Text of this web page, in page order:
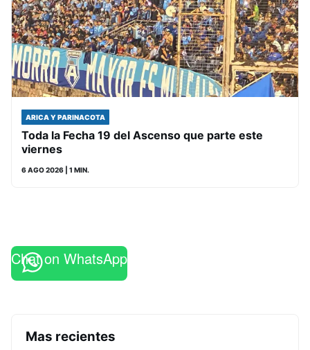
ARICA Y PARINACOTA
Toda la Fecha 19 del Ascenso que parte este
viernes
6 AGO 2026 | 1 MIN.
Chat on WhatsApp
Mas recientes